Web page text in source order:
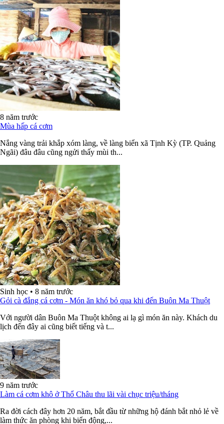
8 năm trước
Mùa hấp cá cơm
Nắng vàng trải khắp xóm làng, về làng biển xã Tịnh Kỳ (TP. Quảng
Ngãi) đâu đâu cũng ngửi thấy mùi th...
Sinh học • 8 năm trước
Gỏi cà đắng cá cơm - Món ăn khó bỏ qua khi đến Buôn Ma Thuột
Với người dân Buôn Ma Thuột không ai lạ gì món ăn này. Khách du
lịch đến đây ai cũng biết tiếng và t...
9 năm trước
Làm cá cơm khô ở Thổ Châu thu lãi vài chục triệu/tháng
Ra đời cách đây hơn 20 năm, bắt đầu từ những hộ đánh bắt nhỏ lẻ về
làm thức ăn phòng khi biển động,...